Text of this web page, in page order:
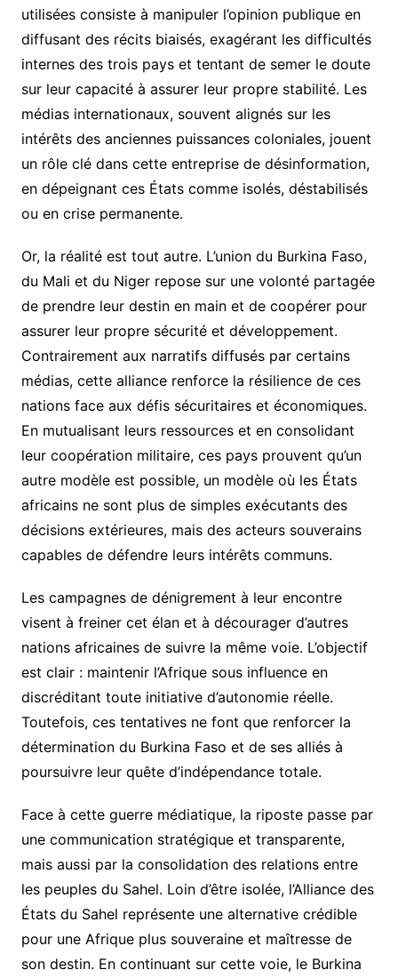
utilisées consiste à manipuler l’opinion publique en
diffusant des récits biaisés, exagérant les difficultés
internes des trois pays et tentant de semer le doute
sur leur capacité à assurer leur propre stabilité. Les
médias internationaux, souvent alignés sur les
intérêts des anciennes puissances coloniales, jouent
un rôle clé dans cette entreprise de désinformation,
en dépeignant ces États comme isolés, déstabilisés
ou en crise permanente.
Or, la réalité est tout autre. L’union du Burkina Faso,
du Mali et du Niger repose sur une volonté partagée
de prendre leur destin en main et de coopérer pour
assurer leur propre sécurité et développement.
Contrairement aux narratifs diffusés par certains
médias, cette alliance renforce la résilience de ces
nations face aux défis sécuritaires et économiques.
En mutualisant leurs ressources et en consolidant
leur coopération militaire, ces pays prouvent qu’un
autre modèle est possible, un modèle où les États
africains ne sont plus de simples exécutants des
décisions extérieures, mais des acteurs souverains
capables de défendre leurs intérêts communs.
Les campagnes de dénigrement à leur encontre
visent à freiner cet élan et à décourager d’autres
nations africaines de suivre la même voie. L’objectif
est clair : maintenir l’Afrique sous influence en
discréditant toute initiative d’autonomie réelle.
Toutefois, ces tentatives ne font que renforcer la
détermination du Burkina Faso et de ses alliés à
poursuivre leur quête d’indépendance totale.
Face à cette guerre médiatique, la riposte passe par
une communication stratégique et transparente,
mais aussi par la consolidation des relations entre
les peuples du Sahel. Loin d’être isolée, l’Alliance des
États du Sahel représente une alternative crédible
pour une Afrique plus souveraine et maîtresse de
son destin. En continuant sur cette voie, le Burkina